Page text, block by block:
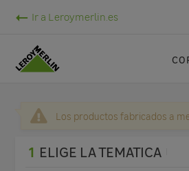
Ir a Leroymerlin.es
Los productos fabricados a
1 ELIGE LA TEMATICA